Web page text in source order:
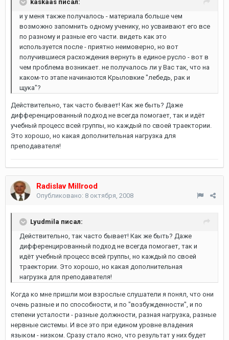
kaskaas писал:
и у меня также получалось - материала больше чем
возможно запомнить одному ученику, но усваивают его все
по разному и разные его части. видеть как это
используется после - приятно неимоверно, но вот
получившиеся расхождения вернуть в единое русло - вот в
чем проблема возникает. не получалось ли у Вас так, что на
каком-то этапе начинаются Крыловкие "лебедь, рак и
щука"?
Действительно, так часто бывает! Как же быть? Даже
дифференцированный подход не всегда помогает, так и идёт
учебный процесс всей группы, но каждый по своей траектории.
Это хорошо, но какая дополнительная нагрузка для
преподавателя!
Radislav Millrood
Опубликовано: 8 октября, 2008
Lyudmila писал:
Действительно, так часто бывает! Как же быть? Даже
дифференцированный подход не всегда помогает, так и
идёт учебный процесс всей группы, но каждый по своей
траектории. Это хорошо, но какая дополнительная
нагрузка для преподавателя!
Когда ко мне пришли мои взрослые слушатели я понял, что они
очень разные и по способности, и по "возбужденности", и по
степени усталости - разные должности, разная нагрузка, разные
нервные системы. И все это при едином уровне владения
языком - низком. Сразу стало ясно, что результат у них будет